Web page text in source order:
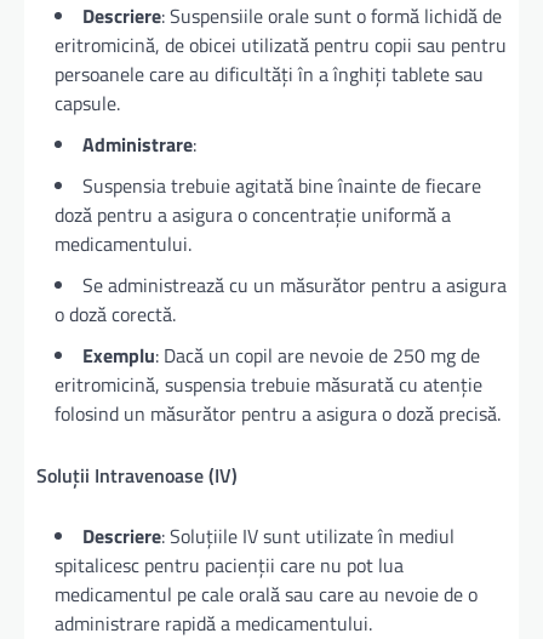
Descriere: Suspensiile orale sunt o formă lichidă de
eritromicină, de obicei utilizată pentru copii sau pentru
persoanele care au dificultăți în a înghiți tablete sau
capsule.
Administrare:
Suspensia trebuie agitată bine înainte de fiecare
doză pentru a asigura o concentrație uniformă a
medicamentului.
Se administrează cu un măsurător pentru a asigura
o doză corectă.
Exemplu: Dacă un copil are nevoie de 250 mg de
eritromicină, suspensia trebuie măsurată cu atenție
folosind un măsurător pentru a asigura o doză precisă.
Soluții Intravenoase (IV)
Descriere: Soluțiile IV sunt utilizate în mediul
spitalicesc pentru pacienții care nu pot lua
medicamentul pe cale orală sau care au nevoie de o
administrare rapidă a medicamentului.